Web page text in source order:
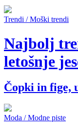
Trendi / Moški trendi
Najbolj
letošnje
Čopki in fige,
Moda / Modne piste